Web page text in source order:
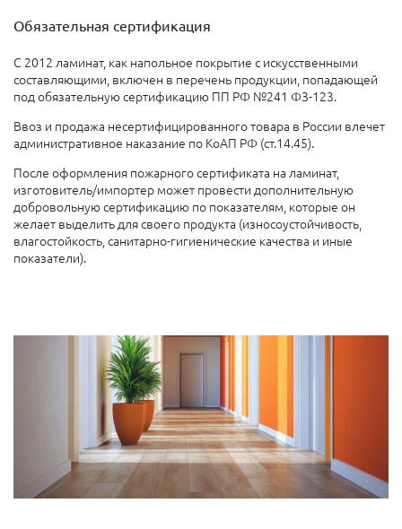
Обязательная сертификация
С 2012 ламинат, как напольное покрытие с искусственными
составляющими, включен в перечень продукции, попадающей
под обязательную сертификацию ПП РФ №241 ФЗ-123.
Ввоз и продажа несертифицированного товара в России влечет
административное наказание по КоАП РФ (ст.14.45).
После оформления пожарного сертификата на ламинат,
изготовитель/импортер может провести дополнительную
добровольную сертификацию по показателям, которые он
желает выделить для своего продукта (износоустойчивость,
влагостойкость, санитарно-гигиенические качества и иные
показатели).